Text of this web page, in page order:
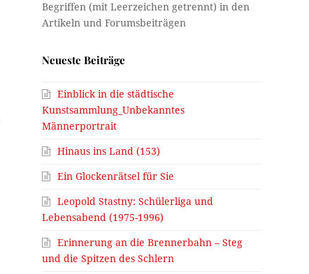
Neueste Beiträge
Einblick in die städtische
Kunstsammlung_Unbekanntes
Männerportrait
Hinaus ins Land (153)
Ein Glockenrätsel für Sie
Leopold Stastny: Schülerliga und
Lebensabend (1975-1996)
Erinnerung an die Brennerbahn – Steg
und die Spitzen des Schlern